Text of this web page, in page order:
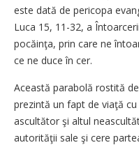
este dată de pericopa
Luca 15, 11-32, a
pocăinţa, prin care ne
ce ne duce în cer.
Această parabolă rostită
prezintă un fapt de viaţă
ascultător şi altul
autorităţii sale şi cere